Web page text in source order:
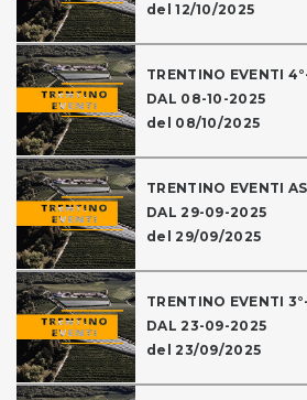
del 12/10/2025
TRENTINO EVENTI
DAL 08-10-2025
del 08/10/2025
TRENTINO EVENTI
DAL 29-09-2025
del 29/09/2025
TRENTINO EVENTI
DAL 23-09-2025
del 23/09/2025